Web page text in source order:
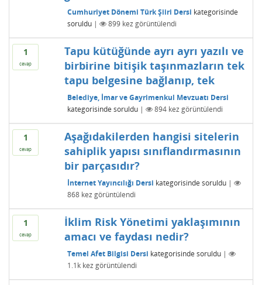
Cumhuriyet Dönemi Türk Şiiri Dersi kategorisinde
soruldu | 899kez görüntülendi
1
cevap
Tapu kütüğünde ayrı ayrı yazılı ve
birbirine bitişik taşınmazların tek
tapu belgesine bağlanıp, tek
Belediye, İmar ve Gayrimenkul Mevzuatı Dersi
kategorisinde soruldu | 894kez görüntülendi
1
cevap
Aşağıdakilerden hangisi sitelerin
sahiplik yapısı sınıflandırmasının
bir parçasıdır?
İnternet Yayıncılığı Dersi kategorisinde soruldu |
868kez görüntülendi
1
cevap
İklim Risk Yönetimi yaklaşımının
amacı ve faydası nedir?
Temel Afet Bilgisi Dersi kategorisinde soruldu |
1.1kkez görüntülendi